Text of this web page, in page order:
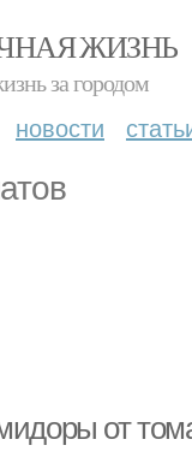
ЖИЗНЬ
за городом
новости
от